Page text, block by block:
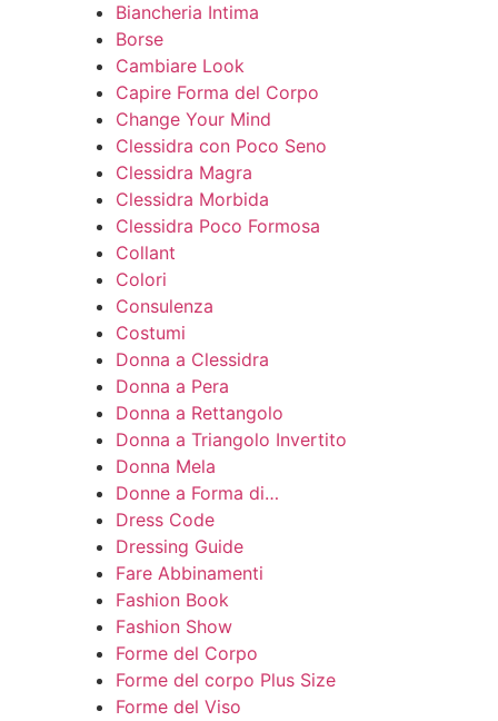
Biancheria Intima
Borse
Cambiare Look
Capire Forma del Corpo
Change Your Mind
Clessidra con Poco Seno
Clessidra Magra
Clessidra Morbida
Clessidra Poco Formosa
Collant
Colori
Consulenza
Costumi
Donna a Clessidra
Donna a Pera
Donna a Rettangolo
Donna a Triangolo Invertito
Donna Mela
Donne a Forma di…
Dress Code
Dressing Guide
Fare Abbinamenti
Fashion Book
Fashion Show
Forme del Corpo
Forme del corpo Plus Size
Forme del Viso